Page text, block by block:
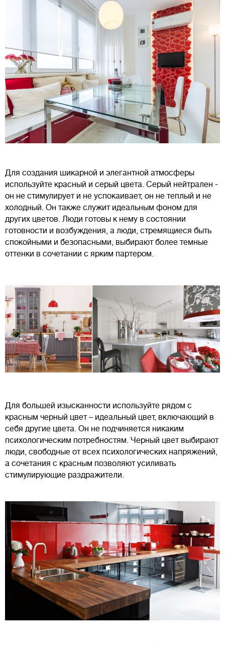
Для создания шикарной и элегантной атмосферы
используйте красный и серый цвета. Серый нейтрален -
он не стимулирует и не успокаивает, он не теплый и не
холодный. Он также служит идеальным фоном для
других цветов. Люди готовы к нему в состоянии
готовности и возбуждения, а люди, стремящиеся быть
спокойными и безопасными, выбирают более темные
оттенки в сочетании с ярким партером.
Для большей изысканности используйте рядом с
красным черный цвет – идеальный цвет, включающий в
себя другие цвета. Он не подчиняется никаким
психологическим потребностям. Черный цвет выбирают
люди, свободные от всех психологических напряжений,
а сочетания с красным позволяют усиливать
стимулирующие раздражители.